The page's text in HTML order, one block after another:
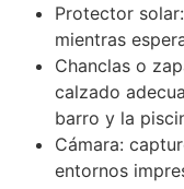
Protector
mientras
Chanclas o
calzado
barro y la
Cámara:
entornos